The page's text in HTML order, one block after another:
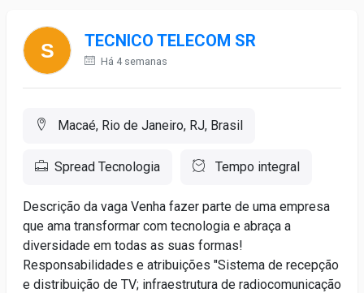
TECNICO TELECOM SR
Há 4 semanas
Macaé, Rio de Janeiro, RJ, Brasil
Spread Tecnologia Tempo integral
Descrição da vaga Venha fazer parte de uma empresa
que ama transformar com tecnologia e abraça a
diversidade em todas as suas formas!
Responsabilidades e atribuições "Sistema de recepção
e distribuição de TV; infraestrutura de radiocomunicação